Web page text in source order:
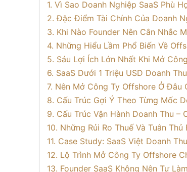
1. Vì Sao Doanh Nghiệp SaaS Phù
2. Đặc Điểm Tài Chính Của Doanh
3. Khi Nào Founder Nên Cân Nhắc
4. Những Hiểu Lầm Phổ Biến Về
5. Sáu Lợi Ích Lớn Nhất Khi Mở
6. SaaS Dưới 1 Triệu USD Doanh
7. Nên Mở Công Ty Offshore Ở Đâu
8. Cấu Trúc Gợi Ý Theo Từng Mốc
9. Cấu Trúc Vận Hành Doanh Thu –
10. Những Rủi Ro Thuế Và Tuân
11. Case Study: SaaS Việt Doanh
12. Lộ Trình Mở Công Ty Offshore
13. Founder SaaS Không Nên Tự